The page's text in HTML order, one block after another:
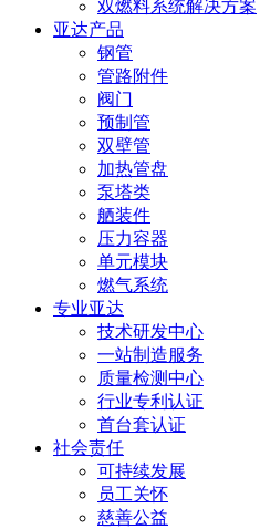
双燃料系统解决方案
亚达产品
钢管
管路附件
阀门
预制管
双壁管
加热管盘
泵塔类
舾装件
压力容器
单元模块
燃气系统
专业亚达
技术研发中心
一站制造服务
质量检测中心
行业专利认证
首台套认证
社会责任
可持续发展
员工关怀
慈善公益